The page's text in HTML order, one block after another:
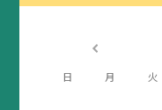
日 月 火